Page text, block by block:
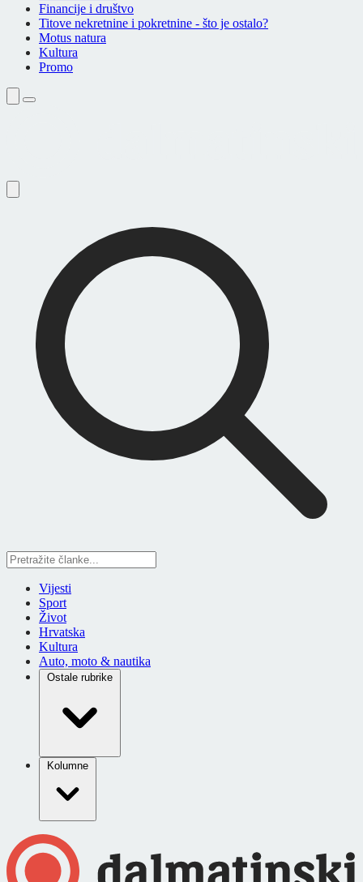
Financije i društvo
Titove nekretnine i pokretnine - što je ostalo?
Motus natura
Kultura
Promo
Vijesti
Sport
Život
Hrvatska
Kultura
Auto, moto & nautika
Ostale rubrike
Kolumne